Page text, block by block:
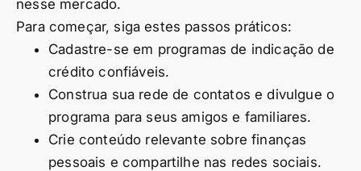
nesse mercado.
Para começar, siga estes passos práticos:
Cadastre-se em programas de indicação de
crédito confiáveis.
Construa sua rede de contatos e divulgue o
programa para seus amigos e familiares.
Crie conteúdo relevante sobre finanças
pessoais e compartilhe nas redes sociais.